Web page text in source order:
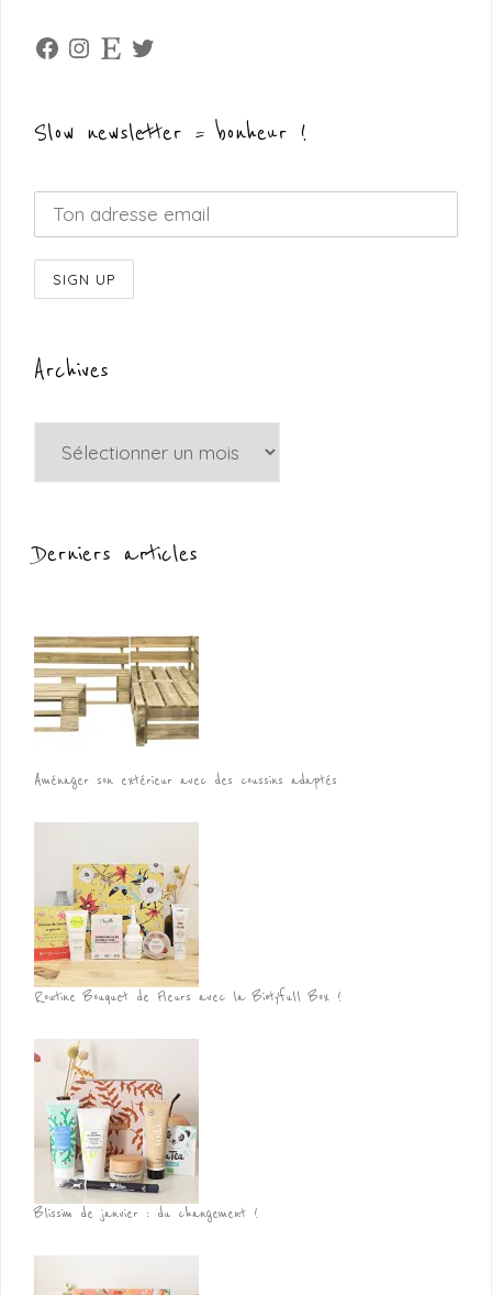
Facebook
Instagram
Etsy Twitter
Slow newsletter = bonheur !
Archives
Derniers articles
Aménager son extérieur avec des coussins adaptés
Routine Bouquet de Fleurs avec la Biotyfull Box !
Blissim de janvier : du changement !